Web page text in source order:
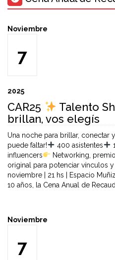
Noviembre
7
2025
CAR25
Talento
brillan, vos elegís
Una noche para brillar, conectar
puede faltar!
400 asistentes
influencers
Networking,
original para potenciar vínculos y
noviembre | 21 hs | Espacio
10 años, la Cena Anual de
Noviembre
7